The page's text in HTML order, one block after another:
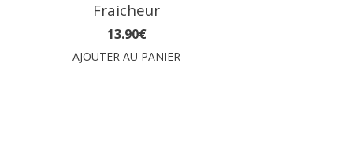
Fraicheur
13.90€
AJOUTER AU PANIER